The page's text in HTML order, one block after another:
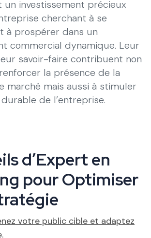
un investissement précieux
cherchant à se
à prospérer dans un
commercial dynamique. Leur
savoir-faire contribuent non
la présence de la
marché mais aussi à stimuler
de l’entreprise.
d’Expert en
pour Optimiser
votre public cible et adaptez